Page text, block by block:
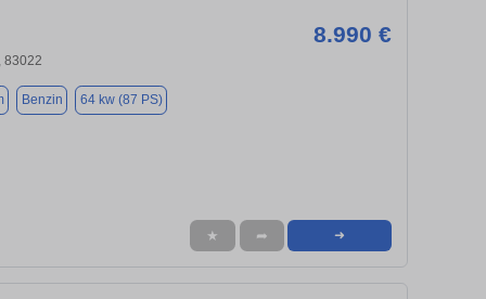
8.990 €
83022
Benzin 64 kw (87 PS)
★ ➦ ➜